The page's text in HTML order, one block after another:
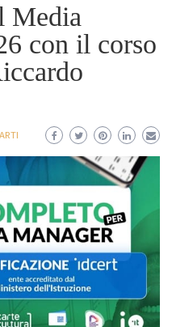
Media
con il corso